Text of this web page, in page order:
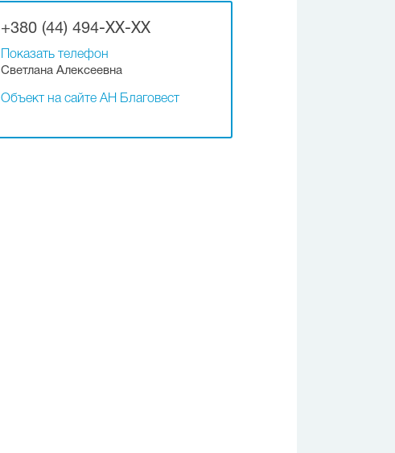
+380 (44) 494-XX-XX
Показать телефон
Светлана Алексеевна
Объект на сайте АН Благовест